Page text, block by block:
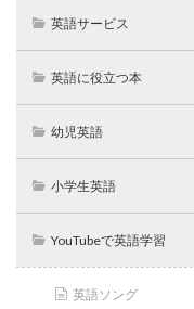
英語サービス
英語に役立つ本
幼児英語
小学生英語
YouTubeで英語学習
英語ソング